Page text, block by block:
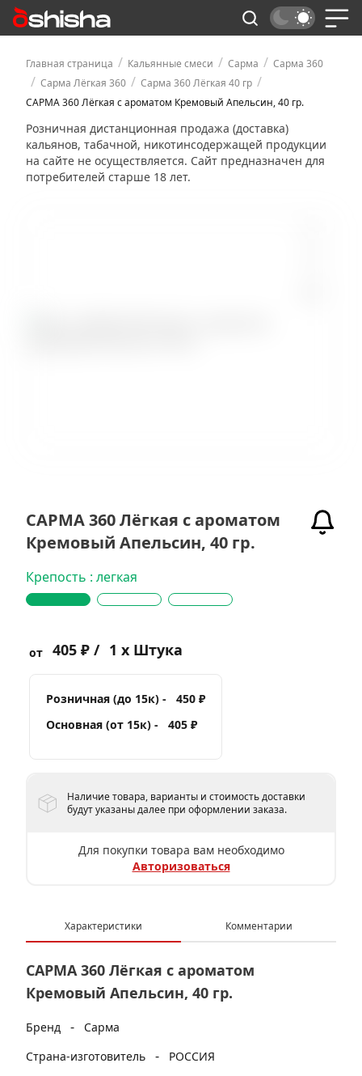
Главная страница / Кальянные смеси / Сарма / Сарма 360
/ Сарма Лёгкая 360 / Сарма 360 Лёгкая 40 гр /
САРМА 360 Лёгкая с ароматом Кремовый Апельсин, 40 гр.
Розничная дистанционная продажа (доставка)
кальянов, табачной, никотинсодержащей продукции
на сайте не осуществляется. Сайт предназначен для
потребителей старше 18 лет.
САРМА 360 Лёгкая с ароматом
Кремовый Апельсин, 40 гр.
Крепость : легкая
от 405 ₽ / 1 x Штука
Розничная (до 15к) -
450 ₽
Основная (от 15к) -
405 ₽
Наличие товара, варианты и стоимость доставки
будут указаны далее при оформлении заказа.
Для покупки товара вам необходимо
Авторизоваться
Характеристики Комментарии
САРМА 360 Лёгкая с ароматом
Кремовый Апельсин, 40 гр.
Бренд -
Сарма
Страна-изготовитель
-
РОССИЯ